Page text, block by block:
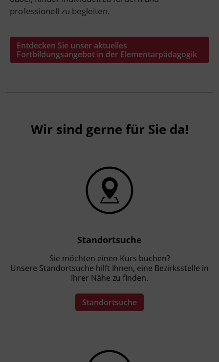
professionell zu begleiten.
Entdecken Sie unser aktuelles
Fortbildungsangebot in der Elementarpädagogik
Wir sind gerne für Sie da!
Standortsuche
Sie möchten einen Kurs buchen?
Unsere Standortsuche hilft Ihnen, eine Bezirksstelle in
Ihrer Nähe zu finden.
Standortsuche